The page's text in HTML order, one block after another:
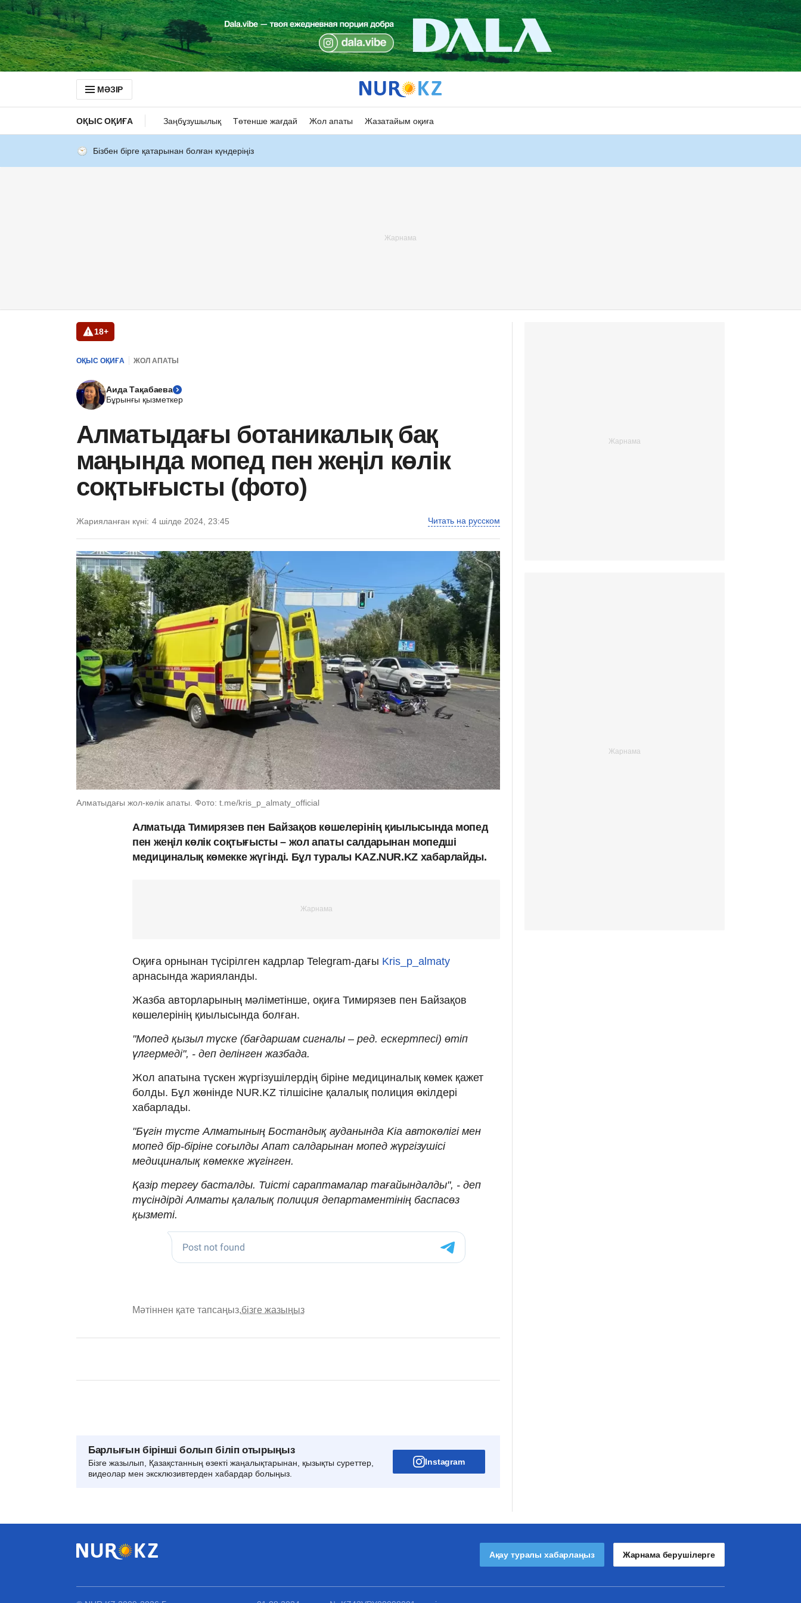
МӘЗІР
ОҚЫС ОҚИҒА Заңбұзушылық Төтенше жағдай Жол апаты Жазатайым оқиға
Бізбен бірге қатарынан болған күндеріңіз
18+
ОҚЫС ОҚИҒА ЖОЛ АПАТЫ
Аида Тақабаева
Бұрынғы қызметкер
Алматыдағы ботаникалық бақ
маңында мопед пен жеңіл көлік
соқтығысты (фото)
Жарияланған күні: 4 шілде 2024, 23:45 Читать на русском
Алматыдағы жол-көлік апаты. Фото: t.me/kris_p_almaty_official
Алматыда Тимирязев пен Байзақов көшелерінің қиылысында мопед
пен жеңіл көлік соқтығысты – жол апаты салдарынан мопедші
медициналық көмекке жүгінді. Бұл туралы KAZ.NUR.KZ хабарлайды.
Оқиға орнынан түсірілген кадрлар Telegram-дағы Kris_p_almaty
арнасында жарияланды.
Жазба авторларының мәліметінше, оқиға Тимирязев пен Байзақов
көшелерінің қиылысында болған.
"Мопед қызыл түске (бағдаршам сигналы – ред. ескертпесі) өтіп
үлгермеді", - деп делінген жазбада.
Жол апатына түскен жүргізушілердің біріне медициналық көмек қажет
болды. Бұл жөнінде NUR.KZ тілшісіне қалалық полиция өкілдері
хабарлады.
"Бүгін түсте Алматының Бостандық ауданында Kia автокөлігі мен
мопед бір-біріне соғылды Апат салдарынан мопед жүргізушісі
медициналық көмекке жүгінген.
Қазір тергеу басталды. Тиісті сараптамалар тағайындалды", - деп
түсіндірді Алматы қалалық полиция департаментінің баспасөз
қызметі.
Мәтіннен қате тапсаңыз,бізге жазыңыз
Барлығын бірінші болып біліп отырыңыз
Бізге жазылып, Қазақстанның өзекті жаңалықтарынан, қызықты суреттер,
видеолар мен эксклюзивтерден хабардар болыңыз.
Instagram
Ақау туралы хабарлаңыз Жарнама берушілерге